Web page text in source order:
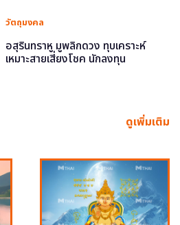
วัตถุมงคล
อสุรินทราหู มูพลิกดวง ทุบเคราะห์
เหมาะสายเสี่ยงโชค นักลงทุน
ดูเพิ่มเติม